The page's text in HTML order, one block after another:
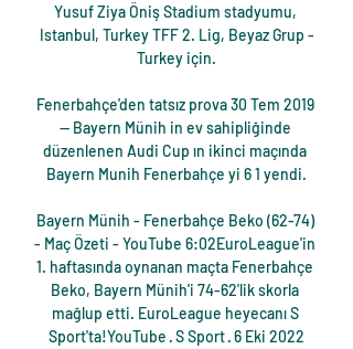
Yusuf Ziya Öniş Stadium stadyumu,
Istanbul, Turkey TFF 2. Lig, Beyaz Grup -
Turkey için.
Fenerbahçe'den tatsız prova 30 Tem 2019
— Bayern Münih in ev sahipliğinde
düzenlenen Audi Cup ın ikinci maçında
Bayern Munih Fenerbahçe yi 6 1 yendi.
Bayern Münih - Fenerbahçe Beko (62-74)
- Maç Özeti - YouTube 6:02EuroLeague'in
1. haftasında oynanan maçta Fenerbahçe
Beko, Bayern Münih'i 74-62'lik skorla
mağlup etti. EuroLeague heyecanı S
Sport'ta!YouTube · S Sport · 6 Eki 2022